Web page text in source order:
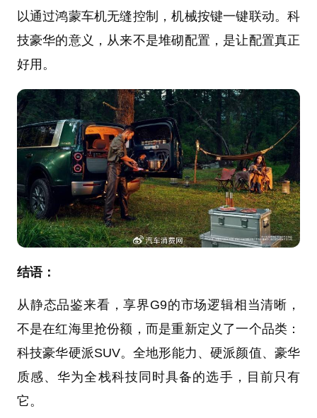
以通过鸿蒙车机无缝控制，机械按键一键联动。科
技豪华的意义，从来不是堆砌配置，是让配置真正
好用。
结语：
从静态品鉴来看，享界G9的市场逻辑相当清晰，
不是在红海里抢份额，而是重新定义了一个品类：
科技豪华硬派SUV。全地形能力、硬派颜值、豪华
质感、华为全栈科技同时具备的选手，目前只有
它。